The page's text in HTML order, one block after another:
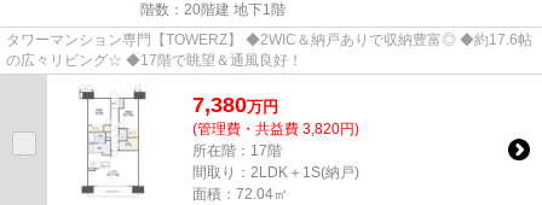
階数：20階建 地下1階
タワーマンション専門【TOWERZ】 ◆2WIC＆納戸ありで収納豊富◎ ◆約17.6帖
の広々リビング☆ ◆17階で眺望＆通風良好！
7,380万円
(管理費・共益費 3,820円)
所在階：17階
間取り：2LDK＋1S(納戸)
面積：72.04㎡